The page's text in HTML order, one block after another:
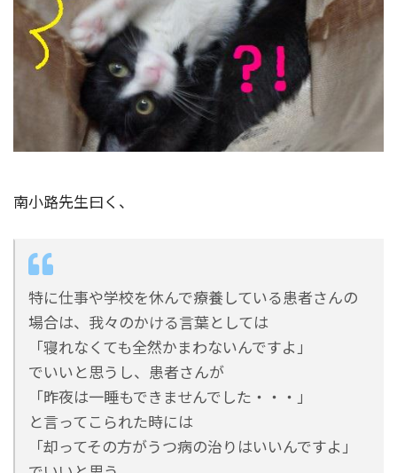
南小路先生曰く、
特に仕事や学校を休んで療養している患者さんの
場合は、我々のかける言葉としては
「寝れなくても全然かまわないんですよ」
でいいと思うし、患者さんが
「昨夜は一睡もできませんでした・・・」
と言ってこられた時には
「却ってその方がうつ病の治りはいいんですよ」